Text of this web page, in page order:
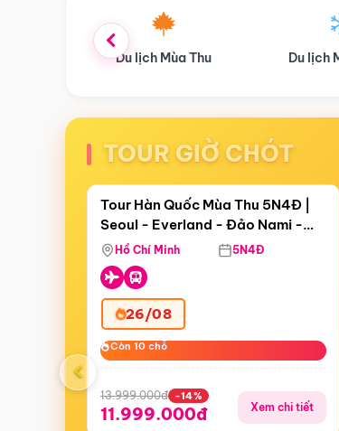
Du lịch Mùa Đông
TOUR GIỜ CHÓT
Còn19 ngày 00:07:34
Điểm nổi bật
Tour Hàn Quốc Mùa Thu 5N4Đ |
Seoul - Everland - Đảo Nami -
Tháp Namsan (Bay Sun Phuquoc
Airways)
Hồ Chí Minh 5N4Đ
26/08
Còn 10 chỗ
Còn 10 chỗ
13.999.000đ -14%
11.999.000đ Xem chi tiết
‹